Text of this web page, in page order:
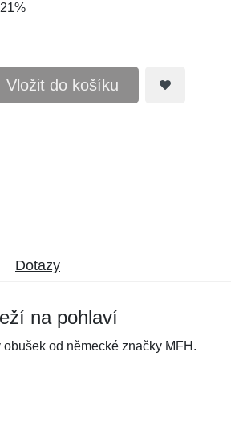
Vložit do košíku
Dotazy
na pohlaví
od německé značky MFH.